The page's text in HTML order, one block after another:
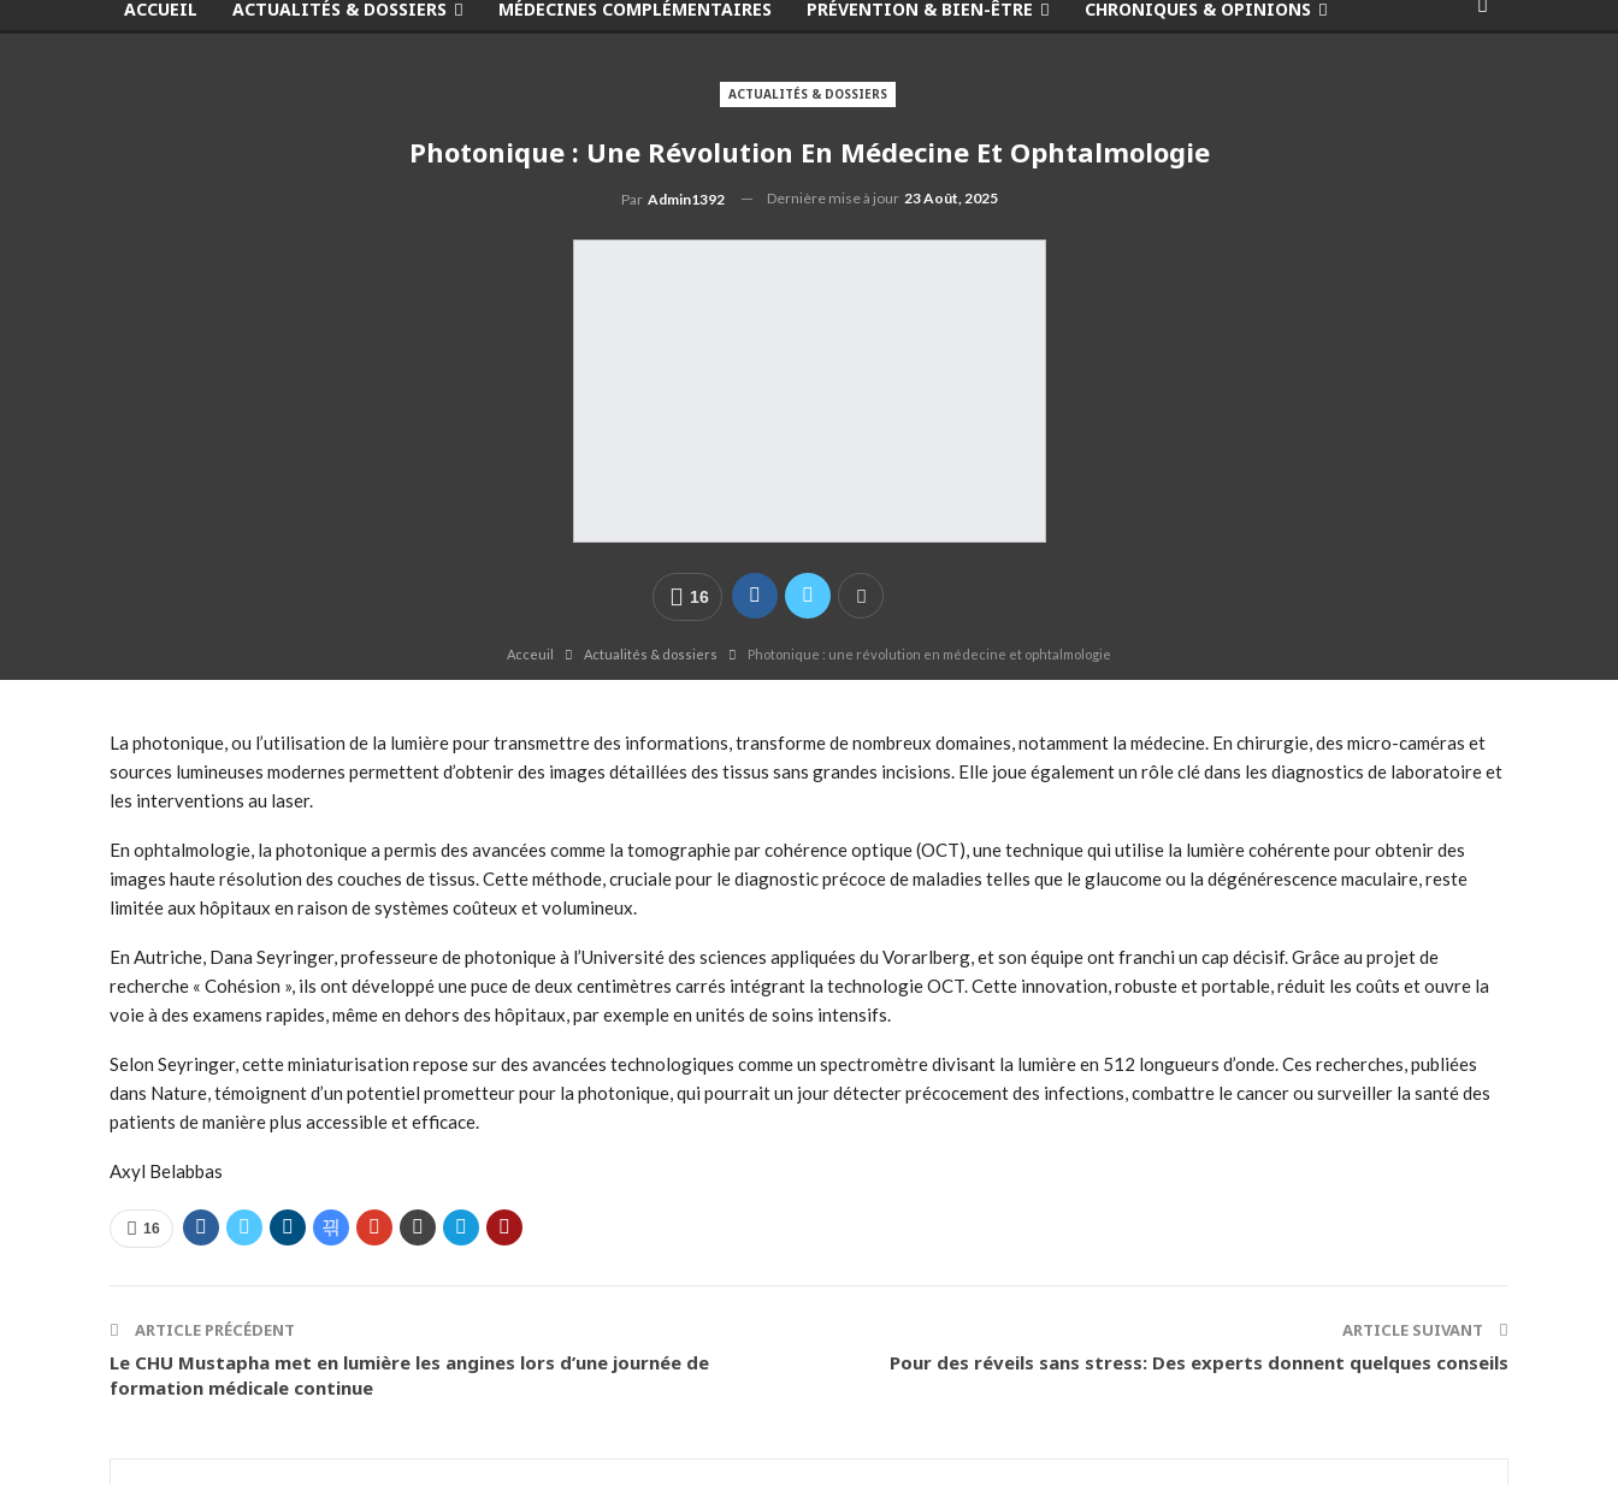
ACCUEIL ACTUALITÉS & DOSSIERS MÉDECINES COMPLÉMENTAIRES PRÉVENTION & BIEN-ÊTRE CHRONIQUES & OPINIONS
ACTUALITÉS & DOSSIERS
Photonique : Une Révolution En Médecine Et Ophtalmologie
Par Admin1392 Dernière mise à jour 23 Août, 2025
16
Acceuil Actualités & dossiers Photonique : une révolution en médecine et ophtalmologie
La photonique, ou l’utilisation de la lumière pour transmettre des informations, transforme de nombreux domaines, notamment la médecine. En chirurgie, des micro-caméras et
sources lumineuses modernes permettent d’obtenir des images détaillées des tissus sans grandes incisions. Elle joue également un rôle clé dans les diagnostics de laboratoire et
les interventions au laser.
En ophtalmologie, la photonique a permis des avancées comme la tomographie par cohérence optique (OCT), une technique qui utilise la lumière cohérente pour obtenir des
images haute résolution des couches de tissus. Cette méthode, cruciale pour le diagnostic précoce de maladies telles que le glaucome ou la dégénérescence maculaire, reste
limitée aux hôpitaux en raison de systèmes coûteux et volumineux.
En Autriche, Dana Seyringer, professeure de photonique à l’Université des sciences appliquées du Vorarlberg, et son équipe ont franchi un cap décisif. Grâce au projet de
recherche « Cohésion », ils ont développé une puce de deux centimètres carrés intégrant la technologie OCT. Cette innovation, robuste et portable, réduit les coûts et ouvre la
voie à des examens rapides, même en dehors des hôpitaux, par exemple en unités de soins intensifs.
Selon Seyringer, cette miniaturisation repose sur des avancées technologiques comme un spectromètre divisant la lumière en 512 longueurs d’onde. Ces recherches, publiées
dans Nature, témoignent d’un potentiel prometteur pour la photonique, qui pourrait un jour détecter précocement des infections, combattre le cancer ou surveiller la santé des
patients de manière plus accessible et efficace.
Axyl Belabbas
16
ARTICLE PRÉCÉDENT
Le CHU Mustapha met en lumière les angines lors d’une journée de
formation médicale continue
ARTICLE SUIVANT
Pour des réveils sans stress: Des experts donnent quelques conseils